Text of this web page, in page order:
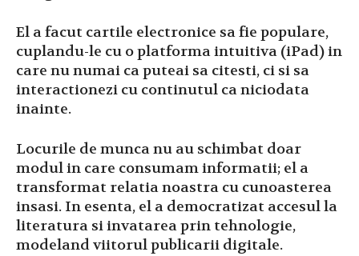
El a facut cartile electronice sa fie populare,
cuplandu-le cu o platforma intuitiva (iPad) in
care nu numai ca puteai sa citesti, ci si sa
interactionezi cu continutul ca niciodata
inainte.
Locurile de munca nu au schimbat doar
modul in care consumam informatii; el a
transformat relatia noastra cu cunoasterea
insasi. In esenta, el a democratizat accesul la
literatura si invatarea prin tehnologie,
modeland viitorul publicarii digitale.